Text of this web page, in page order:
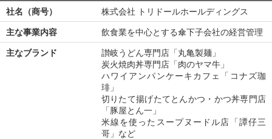
社名（商号）
株式会社 トリドールホールディングス
主な事業内容
飲食業を中心とする傘下子会社の経営管理
主なブランド
讃岐うどん専門店「丸亀製麺」
炭火焼肉丼専門店「肉のヤマ牛」
ハワイアンパンケーキカフェ「コナズ珈
琲」
切りたて揚げたてとんかつ・かつ丼専門店
「豚屋とん一」
米線を使ったスープヌードル店「譚仔三
哥」など